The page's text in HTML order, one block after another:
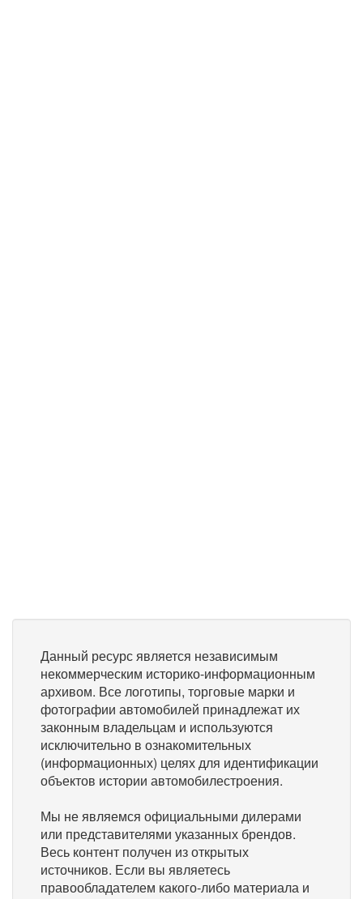
Данный ресурс является независимым
некоммерческим историко-информационным
архивом. Все логотипы, торговые марки и
фотографии автомобилей принадлежат их
законным владельцам и используются
исключительно в ознакомительных
(информационных) целях для идентификации
объектов истории автомобилестроения.
Мы не являемся официальными дилерами
или представителями указанных брендов.
Весь контент получен из открытых
источников. Если вы являетесь
правообладателем какого-либо материала и